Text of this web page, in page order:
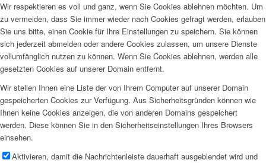
Wir respektieren es voll und ganz, wenn Sie Cookies ablehnen möchten. Um
zu vermeiden, dass Sie immer wieder nach Cookies gefragt werden, erlauben
Sie uns bitte, einen Cookie für Ihre Einstellungen zu speichern. Sie können
sich jederzeit abmelden oder andere Cookies zulassen, um unsere Dienste
vollumfänglich nutzen zu können. Wenn Sie Cookies ablehnen, werden alle
gesetzten Cookies auf unserer Domain entfernt.
Wir stellen Ihnen eine Liste der von Ihrem Computer auf unserer Domain
gespeicherten Cookies zur Verfügung. Aus Sicherheitsgründen können wie
Ihnen keine Cookies anzeigen, die von anderen Domains gespeichert
werden. Diese können Sie in den Sicherheitseinstellungen Ihres Browsers
einsehen.
Aktivieren, damit die Nachrichtenleiste dauerhaft ausgeblendet wird und